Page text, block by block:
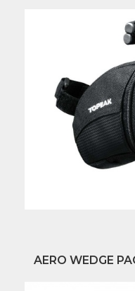
AERO WEDGE